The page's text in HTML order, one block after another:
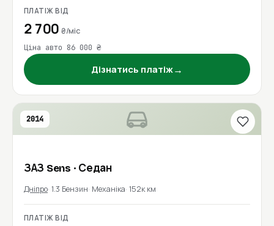
ПЛАТІЖ ВІД
2 700₴/міс
Ціна авто 86 000 ₴
Дізнатись платіж→
2014
ЗАЗ Sens · Седан
Дніпро 1.3 Бензин Механіка 152к км
ПЛАТІЖ ВІД